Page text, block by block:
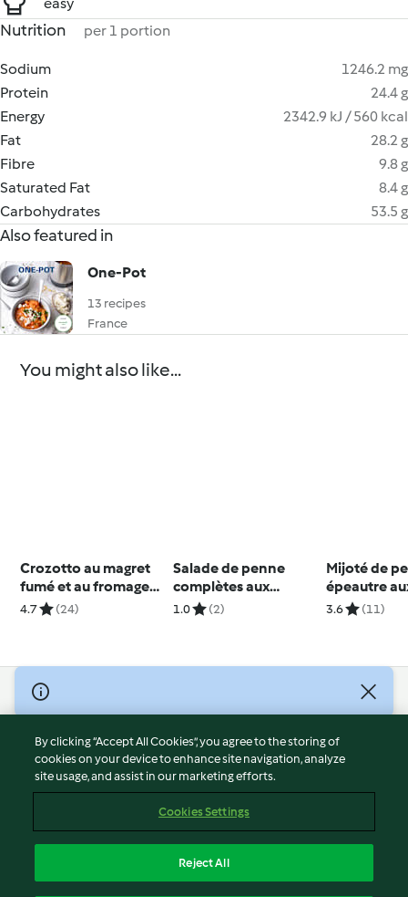
Nutrition per 1 portion
Sodium
1246.2 mg
Protein
24.4 g
Energy
2342.9 kJ / 560 kcal
Fat
28.2 g
Fibre
9.8 g
Saturated Fat
8.4 g
Carbohydrates
53.5 g
Also featured in
One-Pot
13 recipes
France
You might also like...
Crozotto au magret
fumé et au fromage
de brebis
4.7 (24)
Salade de penne
complètes aux
légumes et pesto
1.0 (2)
Mijoté de
épeautre
et aux
3.6 (11)
© Copyright 2026
Terms of Service
Privacy Policy
Disclaimer
Cookies
Withdraw Contract
By clicking “Accept All Cookies”, you agree to the storing of
cookies on your device to enhance site navigation, analyze
site usage, and assist in our marketing efforts.
Cookies Settings
Reject All